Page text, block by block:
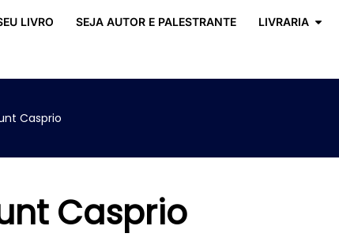
LIVRO SEJA AUTOR E PALESTRANTE LIVRARIA
Casprio
Casprio